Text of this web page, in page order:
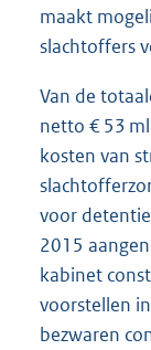
maakt
slachtoffers
Van de
netto € 53
kosten van
voor
2015
kabinet
voorstellen
bezwaren